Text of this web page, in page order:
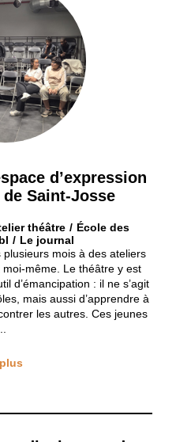
d’expression
Saint-Josse
théâtre
École des
Le journal
mois à des ateliers
même. Le théâtre y est
d’émancipation : il ne s’agit
mais aussi d’apprendre à
les autres. Ces jeunes